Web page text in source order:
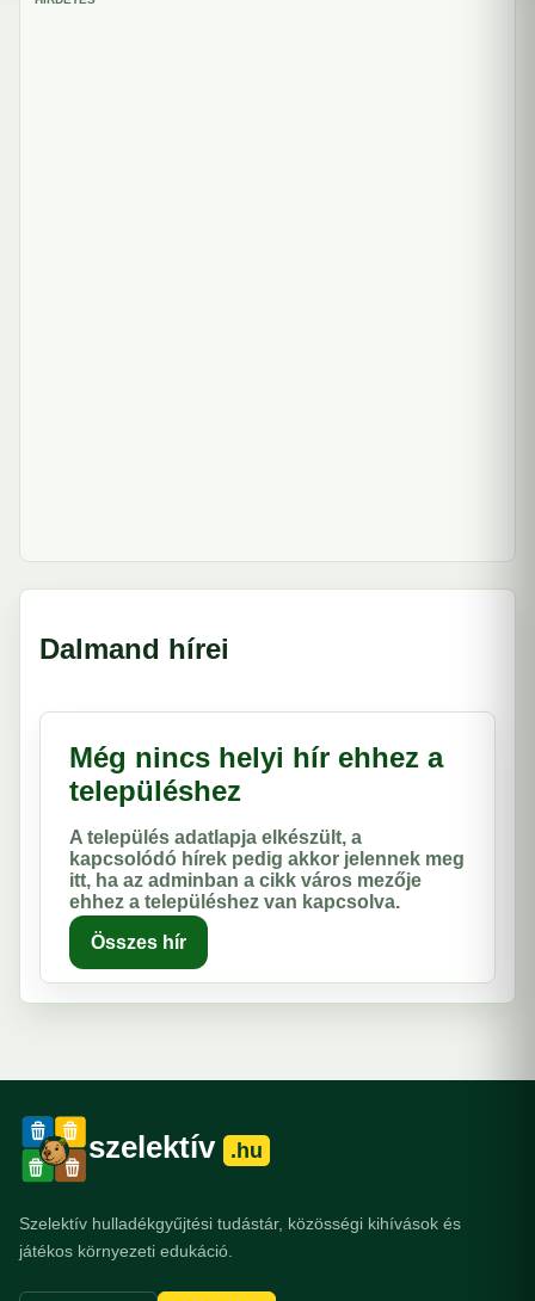
Dalmand hírei
Még nincs helyi hír ehhez a
településhez
A település adatlapja elkészült, a
kapcsolódó hírek pedig akkor jelennek meg
itt, ha az adminban a cikk város mezője
ehhez a településhez van kapcsolva.
Összes hír
szelektív .hu
Szelektív hulladékgyűjtési tudástár, közösségi kihívások és
játékos környezeti edukáció.